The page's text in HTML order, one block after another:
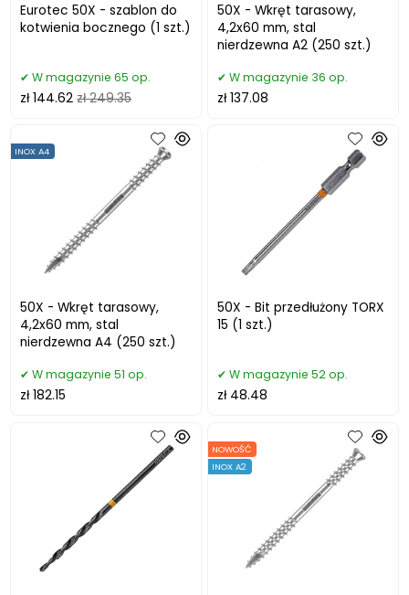
Eurotec 50X - szablon do
kotwienia bocznego (1 szt.)
W magazynie 65 op.
zł 144.62 zł 249.35
50X - Wkręt tarasowy,
4,2x60 mm, stal
nierdzewna A2 (250 szt.)
W magazynie 36 op.
zł 137.08
50X - Wkręt tarasowy,
4,2x60 mm, stal
nierdzewna A4 (250 szt.)
INOX A4
W magazynie 51 op.
zł 182.15
50X - Bit przedłużony TORX
15 (1 szt.)
W magazynie 52 op.
zł 48.48
NOWOŚĆ
INOX A2